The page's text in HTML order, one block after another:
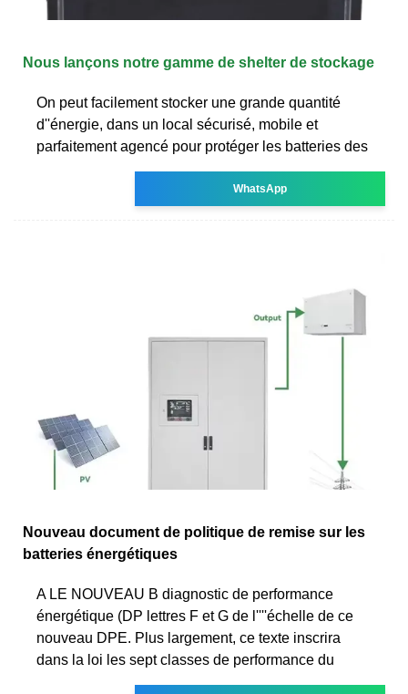
Nous lançons notre gamme de shelter de stockage
On peut facilement stocker une grande quantité
d''énergie, dans un local sécurisé, mobile et
parfaitement agencé pour protéger les batteries des
WhatsApp
Nouveau document de politique de remise sur les
batteries énergétiques
A LE NOUVEAU B diagnostic de performance
énergétique (DP lettres F et G de l''''échelle de ce
nouveau DPE. Plus largement, ce texte inscrira
dans la loi les sept classes de performance du